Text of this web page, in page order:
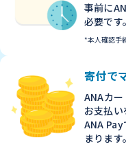
事前に
必要です
*本人確認手
寄付で
ANAカ
お支払い
ANA Pay
まります。